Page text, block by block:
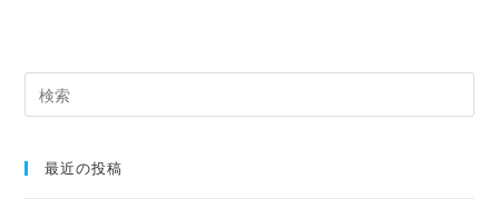
最近の投稿